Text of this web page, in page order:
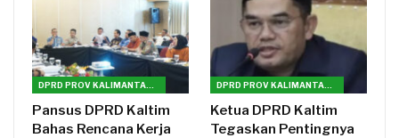
Pansus DPRD Kaltim
Bahas Rencana Kerja
Ketua DPRD Kaltim
Tegaskan Pentingnya